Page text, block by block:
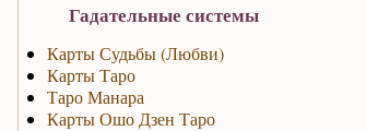
Гадательные системы
Карты Судьбы (Любви)
Карты Таро
Таро Манара
Карты Ошо Дзен Таро